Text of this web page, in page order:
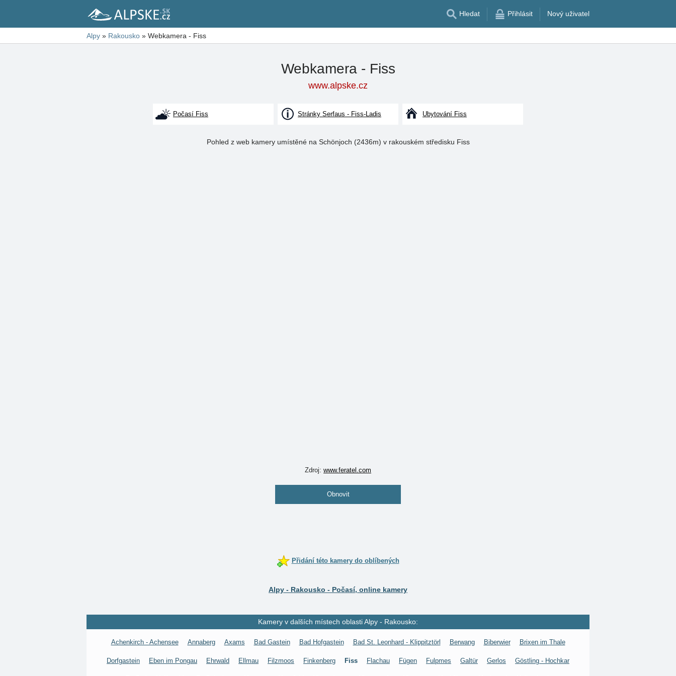
Hledat Přihlásit Nový uživatel
Alpy » Rakousko » Webkamera - Fiss
Webkamera - Fiss
www.alpske.cz
Počasí Fiss Stránky Serfaus - Fiss-Ladis Ubytování Fiss
Pohled z web kamery umístěné na Schönjoch (2436m) v rakouském středisku Fiss
Zdroj: www.feratel.com
Obnovit
Přidání této kamery do oblíbených
Alpy - Rakousko - Počasí, online kamery
Kamery v dalších místech oblasti Alpy - Rakousko:
Achenkirch - Achensee Annaberg Axams Bad Gastein Bad Hofgastein Bad St. Leonhard - Klippitztörl Berwang Biberwier Brixen im Thale
Dorfgastein Eben im Pongau Ehrwald Ellmau Filzmoos Finkenberg Fiss Flachau Fügen Fulpmes Galtür Gerlos Göstling - Hochkar